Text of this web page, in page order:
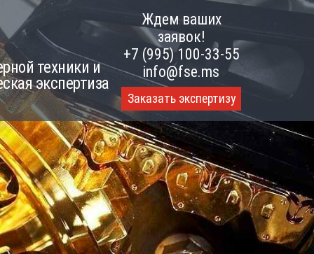
техники и
экспертиза
Ждем ваших
заявок!
+7 (995) 100-33-55
info@fse.ms
Заказать экспертизу